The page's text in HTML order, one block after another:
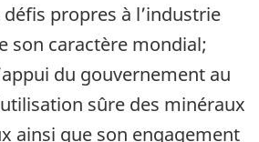
propres à l’industrie
son caractère mondial;
du gouvernement au
sûre des minéraux
ainsi que son engagement